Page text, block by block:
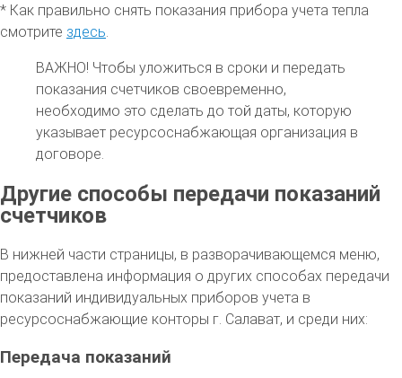
* Как правильно снять показания прибора учета тепла
смотрите здесь
ВАЖНО! Чтобы уложиться в сроки и передать
показания счетчиков своевременно,
необходимо это сделать до той даты, которую
указывает ресурсоснабжающая организация в
договоре.
Другие способы передачи показаний
счетчиков
В нижней части страницы, в разворачивающемся меню,
предоставлена информация о других способах передачи
показаний индивидуальных приборов учета в
ресурсоснабжающие конторы г. Салават, и среди них:
Передача показаний